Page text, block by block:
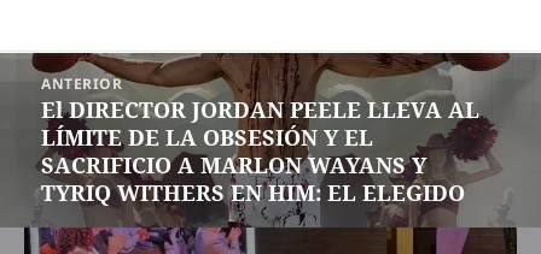
Navegación
entradas
ANTERIOR
Entrada
anterior:
El DIRECTOR JORDAN PEELE LLEVA AL
LÍMITE DE LA OBSESIÓN Y EL
SACRIFICIO A MARLON WAYANS Y
TYRIQ WITHERS EN HIM: EL ELEGIDO